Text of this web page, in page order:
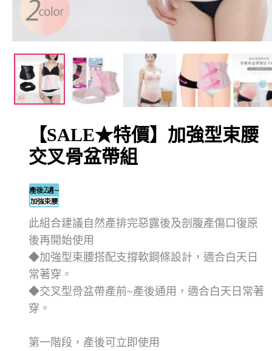
【SALE★特價】加強型束腰
交叉骨盆帶組
此組合建議自然產排完惡露後及剖腹產傷口復原
後再開始使用
◆加強型束腰搭配支撐軟鋼條設計，適合白天日
常著穿。
◆交叉型骨盆帶產前~產後通用，適合白天日常著
穿。
第一階段，產後可立即使用